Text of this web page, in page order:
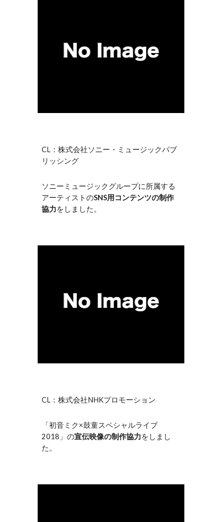
CL：株式会社ソニー・ミュージックパブ
リッシング
ソニーミュージックグループに所属する
アーティストのSNS用コンテンツの制作
協力をしました。
CL：株式会社NHKプロモーション
「初音ミク×鼓童スペシャルライブ
2018」の宣伝映像の制作協力をしまし
た。